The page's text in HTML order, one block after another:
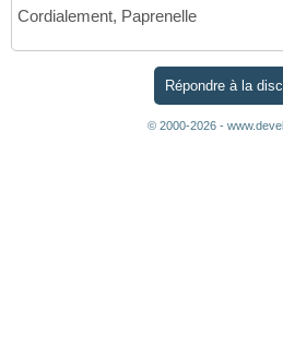
Cordialement, Paprenelle
Répondre à la
© 2000-2026 -